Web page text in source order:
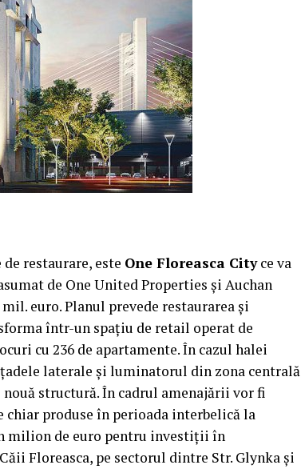
restaurare, este One Floreasca Cityce va
de One United Properties şi Auchan
euro. Planul prevede restaurarea şi
într-un spaţiu de retail operat de
cu 236 de apartamente. În cazul halei
laterale şi luminatorul din zona centrală
structură. În cadrul amenajării vor fi
chiar produse în perioada interbelică la
milion de euro pentru investiţii în
Floreasca, pe sectorul dintre Str. Glynka şi